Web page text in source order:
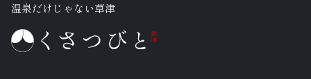
温泉だけじゃない草津